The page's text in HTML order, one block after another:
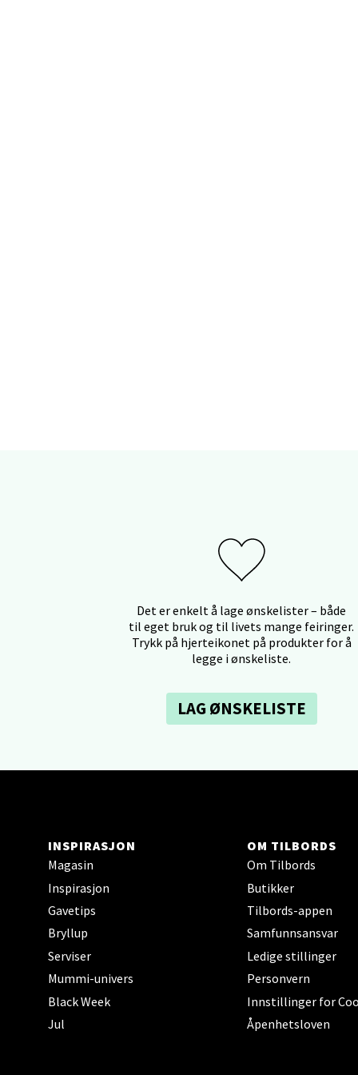
Det er enkelt å lage ønskelister – både
til eget bruk og til livets mange feiringer.
Trykk på hjerteikonet på produkter for å
legge i ønskeliste.
LAG ØNSKELISTE
INSPIRASJON
Magasin
Inspirasjon
Gavetips
Bryllup
Serviser
Mummi-univers
Black Week
Jul
OM TILBORDS
Om Tilbords
Butikker
Tilbords-appen
Samfunnsansvar
Ledige stillinger
Personvern
Innstillinger for
Åpenhetsloven
Åpent
Erich
Åpent i